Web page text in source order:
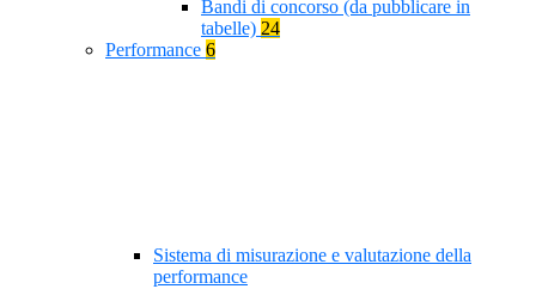
Bandi di concorso (da pubblicare in
tabelle) 24
Performance 6
Sistema di misurazione e valutazione della
performance